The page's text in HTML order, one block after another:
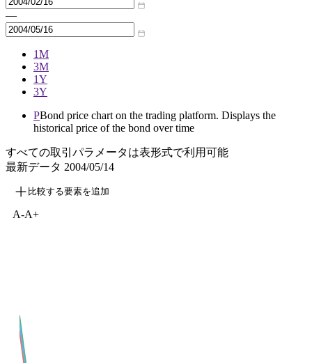
—
1M
3M
1Y
3Y
PBond price chart on the trading platform. Displays the
historical price of the bond over time
すべての取引パラメータは表形式で利用可能
最新データ 2004/05/14
比較する要素を追加